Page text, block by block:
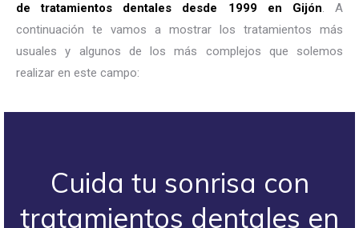
de tratamientos dentales desde 1999 en Gijón. A
continuación te vamos a mostrar los tratamientos más
usuales y algunos de los más complejos que solemos
realizar en este campo:
Cuida tu sonrisa con
tratamientos dentales en